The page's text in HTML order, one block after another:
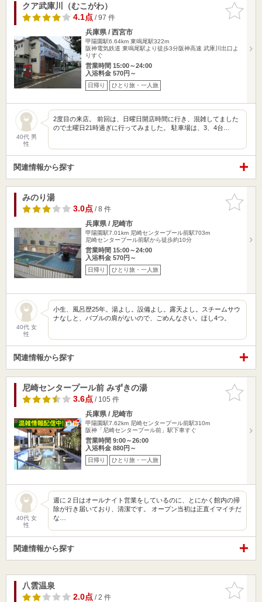
お気に入
りに追加
クア武庫川（むこがわ）
4.1点/ 97 件
兵庫県 / 西宮市
甲陽園駅6.64km 東鳴尾駅322m
阪神電気鉄道 東鳴尾駅より徒歩3分阪神高速 武庫川出口よ
りすぐ
営業時間 15:00～24:00
入浴料金 570円～
日帰り ひとり旅・一人旅
40代 男
性
2度目の来店。 前回は、日曜日開店時間に行き、混雑してました
ので土曜日21時過ぎに行ってみました。 駐車場は、3、4台…
関連情報から探す
お気に入
りに追加
みのり湯
3.0点/ 8 件
兵庫県 / 尼崎市
甲陽園駅7.01km 尼崎センタープール前駅703m
尼崎センタープール前駅から徒歩約10分
営業時間 15:00～24:00
入浴料金 570円～
日帰り ひとり旅・一人旅
40代 女
性
小生、風呂歴25年。湯よし。設備よし。露天よし。スチームサウ
ナなしと、バブルの肩がないので、ごめんなさい。ほし4つ。
関連情報から探す
お気に入
りに追加
尼崎センタープール前 みずきの湯
3.6点/ 105 件
兵庫県 / 尼崎市
甲陽園駅7.62km 尼崎センタープール前駅310m
阪神「尼崎センタープール前」駅下車すぐ
営業時間 9:00～26:00
入浴料金 880円～
日帰り ひとり旅・一人旅
40代 女
性
週に２日はオールナイト営業をしているのに、とにかく館内の掃
除が行き届いており、清潔です。 オープン当初は正直イマイチだ
な…
関連情報から探す
お気に入
りに追加
八雲温泉
2.0点/ 2 件